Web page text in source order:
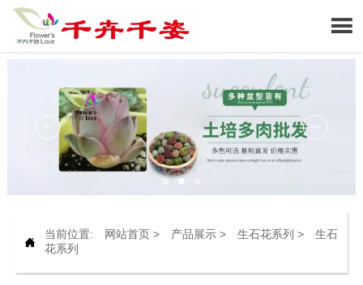


当前位置: 网站首页> 产品展示> 生石花系列 >
生石
花系列